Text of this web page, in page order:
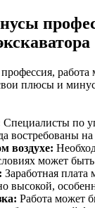
плюсы и
Специалисты по
востребованы
воздухе:
может быть
: Заработная плата
высокой,
: Работа может